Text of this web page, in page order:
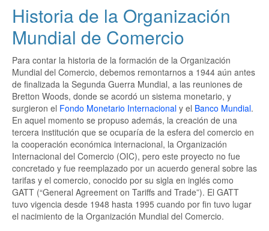
Historia de la Organización
Mundial de Comercio
Para contar la historia de la formación de la Organización
Mundial del Comercio, debemos remontarnos a 1944 aún antes
de finalizada la Segunda Guerra Mundial, a las reuniones de
Bretton Woods, donde se acordó un sistema monetario, y
surgieron el Fondo Monetario Internacional y el Banco Mundial.
En aquel momento se propuso además, la creación de una
tercera institución que se ocuparía de la esfera del comercio en
la cooperación económica internacional, la Organización
Internacional del Comercio (OIC), pero este proyecto no fue
concretado y fue reemplazado por un acuerdo general sobre las
tarifas y el comercio, conocido por su sigla en inglés como
GATT (“General Agreement on Tariffs and Trade”). El GATT
tuvo vigencia desde 1948 hasta 1995 cuando por fin tuvo lugar
el nacimiento de la Organización Mundial del Comercio.